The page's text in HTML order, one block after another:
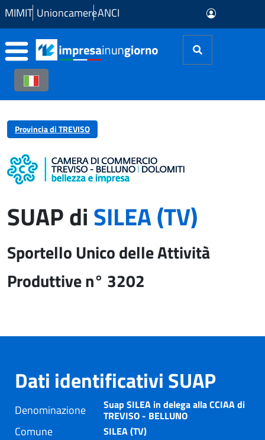
Skip to Main Content
MIMIT UnioncamereANCI
Provincia di TREVISO
SUAP diSILEA (TV)
Sportello Unico delle Attività
Produttive n° 3202
Dati identificativi SUAP
Denominazione Suap SILEA in delega alla CCIAA di
TREVISO - BELLUNO
Comune SILEA (TV)